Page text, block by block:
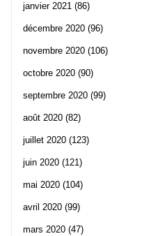
janvier 2021 (86)
décembre 2020 (96)
novembre 2020 (106)
octobre 2020 (90)
septembre 2020 (99)
août 2020 (82)
juillet 2020 (123)
juin 2020 (121)
mai 2020 (104)
avril 2020 (99)
mars 2020 (47)